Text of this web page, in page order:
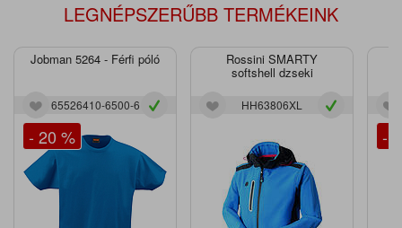
LEGNÉPSZERŰBB TERMÉKEINK
Jobman 5264 - Férfi póló
65526410-6500-6
- 20 %
Rossini SMARTY
softshell dzseki
HH63806XL
-